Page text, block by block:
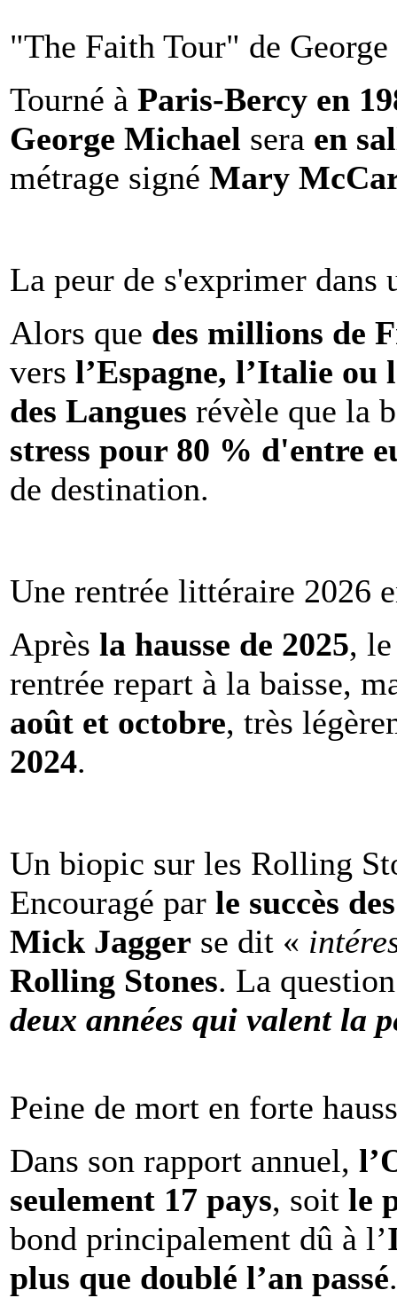
"The Faith Tour" de
Tourné à Paris-Bercy en
George Michael sera en
métrage signé Mary
La peur de s'exprimer dans
Alors que des millions de
vers l’Espagne, l’Italie ou
des Langues révèle que la
stress pour 80 % d'entre
de destination.
Une rentrée littéraire 2026
Après la hausse de 2025,
rentrée repart à la baisse,
août et octobre, très
2024.
Un biopic sur les Rolling
Encouragé par le succès
Mick Jagger se dit «
Rolling Stones. La
deux années qui valent la
Peine de mort en forte
Dans son rapport annuel,
seulement 17 pays, soit le
bond principalement dû à l’
plus que doublé l’an passé.